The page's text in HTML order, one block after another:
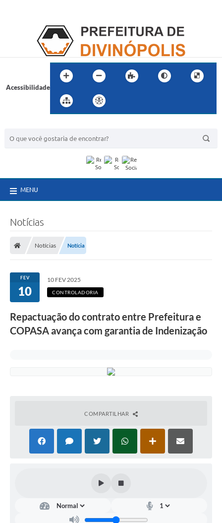
Acessibilidade
MENU
Notícias
Notícias Notícia
FEV
10
10 FEV 2025
CONTROLADORIA
Repactuação do contrato entre Prefeitura e
COPASA avança com garantia de Indenização
COMPARTILHAR